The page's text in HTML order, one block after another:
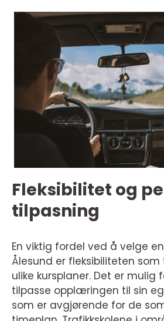
Fleksibilitet og
tilpasning
En viktig fordel ved å velge
Ålesund er fleksibiliteten
ulike kursplaner. Det er mulig
tilpasse opplæringen til sin
som er avgjørende for de